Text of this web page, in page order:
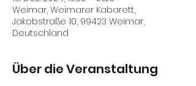
Weimar, Weimarer Kabarett,
Jakobstraße 10, 99423 Weimar,
Deutschland
Über die Veranstaltung